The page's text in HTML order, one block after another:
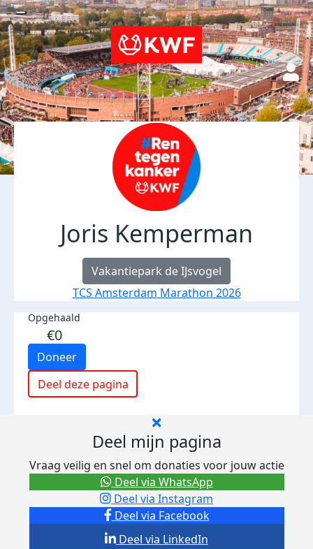
Joris Kemperman
Vakantiepark de IJsvogel
TCS Amsterdam Marathon 2026
Opgehaald
€0
Doneer
Deel deze pagina
Deel mijn pagina
Vraag veilig en snel om donaties voor jouw actie
Deel via Facebook
Deel via Instagram
Deel via LinkedIn
Deel via WhatsApp